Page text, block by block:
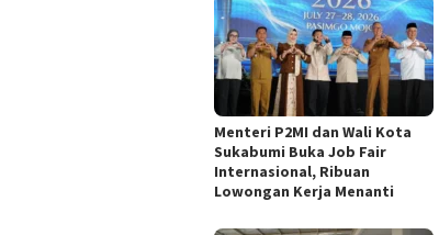
Menteri P2MI dan Wali Kota
Sukabumi Buka Job Fair
Internasional, Ribuan
Lowongan Kerja Menanti